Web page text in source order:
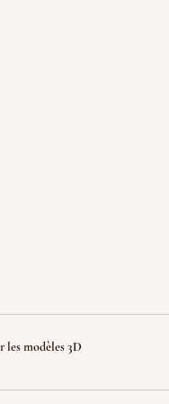
3D ? faites le nous
les modèles 3D
recherchez (jeux,